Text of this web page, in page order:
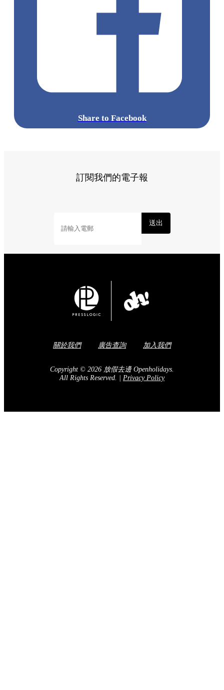
Share to Facebook
訂閱我們的電子報
送出
關於我們 廣告查詢 加入我們
Copyright © 2026 放假去邊 Openholidays.
All Rights Reserved.
Privacy Policy